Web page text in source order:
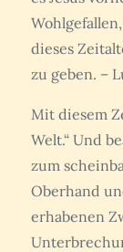
dieses
zu geben. –
Mit diesem
Welt.“ Und
zum
Oberhand
erhabenen